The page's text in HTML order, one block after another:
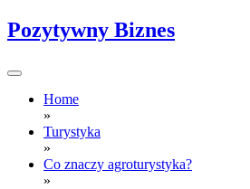
Skip
to
Pozytywny Biznes
Home
»
Turystyka
»
Co znaczy agroturystyka?
»